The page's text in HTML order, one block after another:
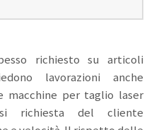
richiesto su articoli
lavorazioni anche
macchine per taglio laser
richiesta del cliente